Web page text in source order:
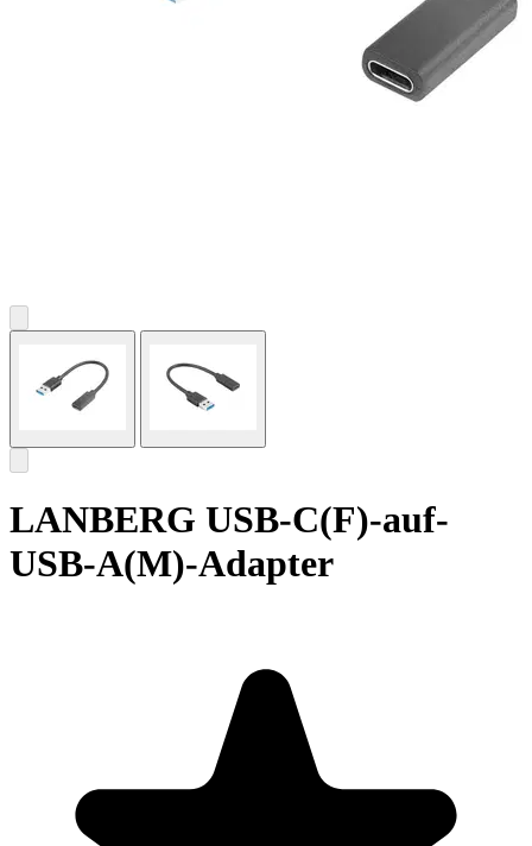
LANBERG USB-C(F)-auf-
USB-A(M)-Adapter